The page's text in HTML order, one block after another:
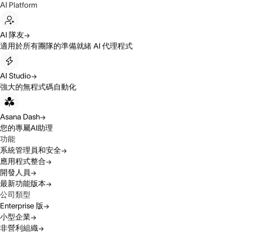
AI Platform
AI 隊友
適用於所有團隊的準備就緒 AI 代理程式
AI Studio
強大的無程式碼自動化
Asana Dash
您的專屬AI助理
功能
系統管理員和安全
應用程式整合
開發人員
最新功能版本
公司類型
Enterprise 版
小型企業
非營利組織